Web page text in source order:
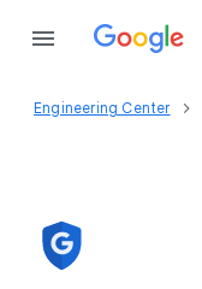
Engineering Center